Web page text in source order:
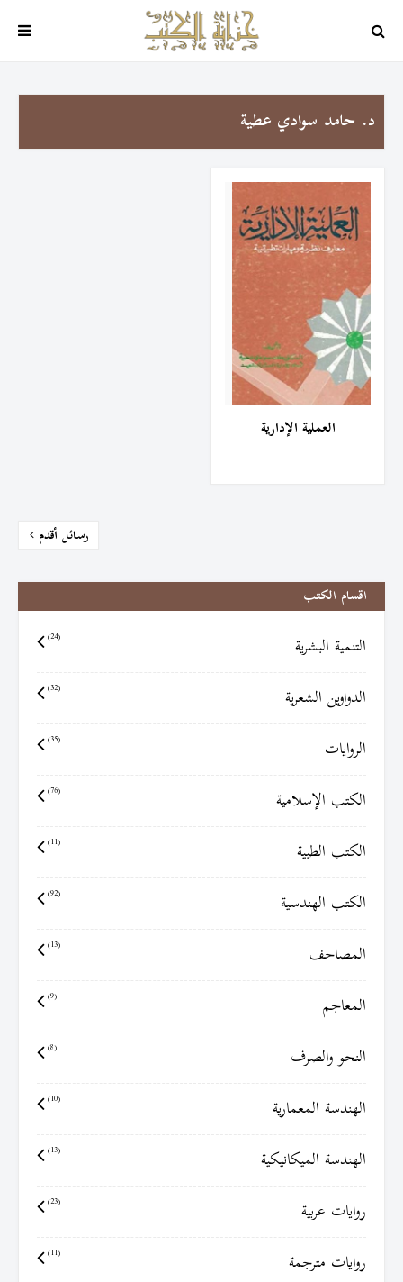
د. حامد سوادي عطية
العملية الإدارية
رسائل أقدم
اقسام الكتب
التنمية البشرية (24)
الدواوين الشعرية (32)
الروايات (35)
الكتب الإسلامية (76)
الكتب الطبية (11)
الكتب الهندسية (92)
المصاحف (13)
المعاجم (9)
النحو والصرف (8)
الهندسة المعمارية (10)
الهندسة الميكانيكية (13)
روايات عربية (23)
روايات مترجمة (11)